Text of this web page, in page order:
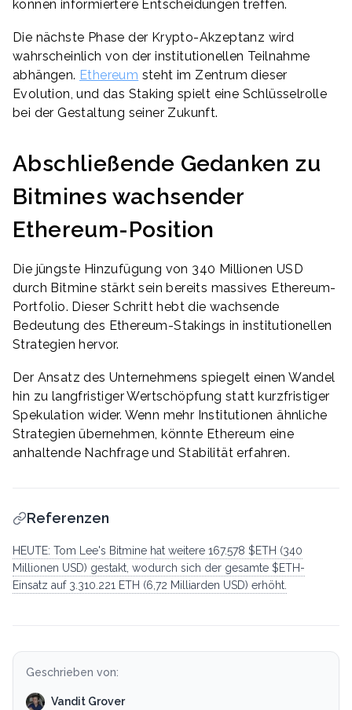
können informiertere Entscheidungen treffen.
Die nächste Phase der Krypto-Akzeptanz wird
wahrscheinlich von der institutionellen Teilnahme
abhängen. Ethereum steht im Zentrum dieser
Evolution, und das Staking spielt eine Schlüsselrolle
bei der Gestaltung seiner Zukunft.
Abschließende Gedanken zu
Bitmines wachsender
Ethereum-Position
Die jüngste Hinzufügung von 340 Millionen USD
durch Bitmine stärkt sein bereits massives Ethereum-
Portfolio. Dieser Schritt hebt die wachsende
Bedeutung des Ethereum-Stakings in institutionellen
Strategien hervor.
Der Ansatz des Unternehmens spiegelt einen Wandel
hin zu langfristiger Wertschöpfung statt kurzfristiger
Spekulation wider. Wenn mehr Institutionen ähnliche
Strategien übernehmen, könnte Ethereum eine
anhaltende Nachfrage und Stabilität erfahren.
Referenzen
HEUTE: Tom Lee's Bitmine hat weitere 167.578 $ETH (340
Millionen USD) gestakt, wodurch sich der gesamte $ETH-
Einsatz auf 3.310.221 ETH (6,72 Milliarden USD) erhöht.
Geschrieben von:
Vandit Grover